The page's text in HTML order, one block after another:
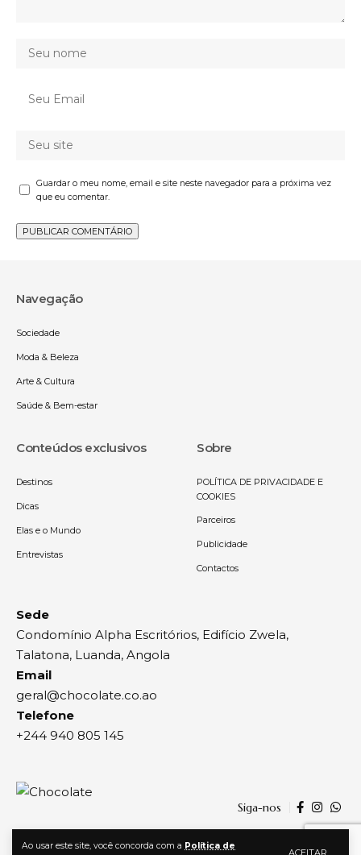
Ao usar este site, você concorda com a Política de
ACEITAR
Guardar o meu nome, email e site neste navegador para a próxima vez
que eu comentar.
Navegação
Sociedade
Moda & Beleza
Arte & Cultura
Saúde & Bem-estar
Conteúdos exclusivos
Destinos
Dicas
Elas e o Mundo
Entrevistas
Sobre
POLÍTICA DE PRIVACIDADE E
COOKIES
Parceiros
Publicidade
Contactos
Sede
Condomínio Alpha Escritórios, Edifício Zwela,
Talatona, Luanda, Angola
Email
geral@chocolate.co.ao
Telefone
+244 940 805 145
Siga-nos